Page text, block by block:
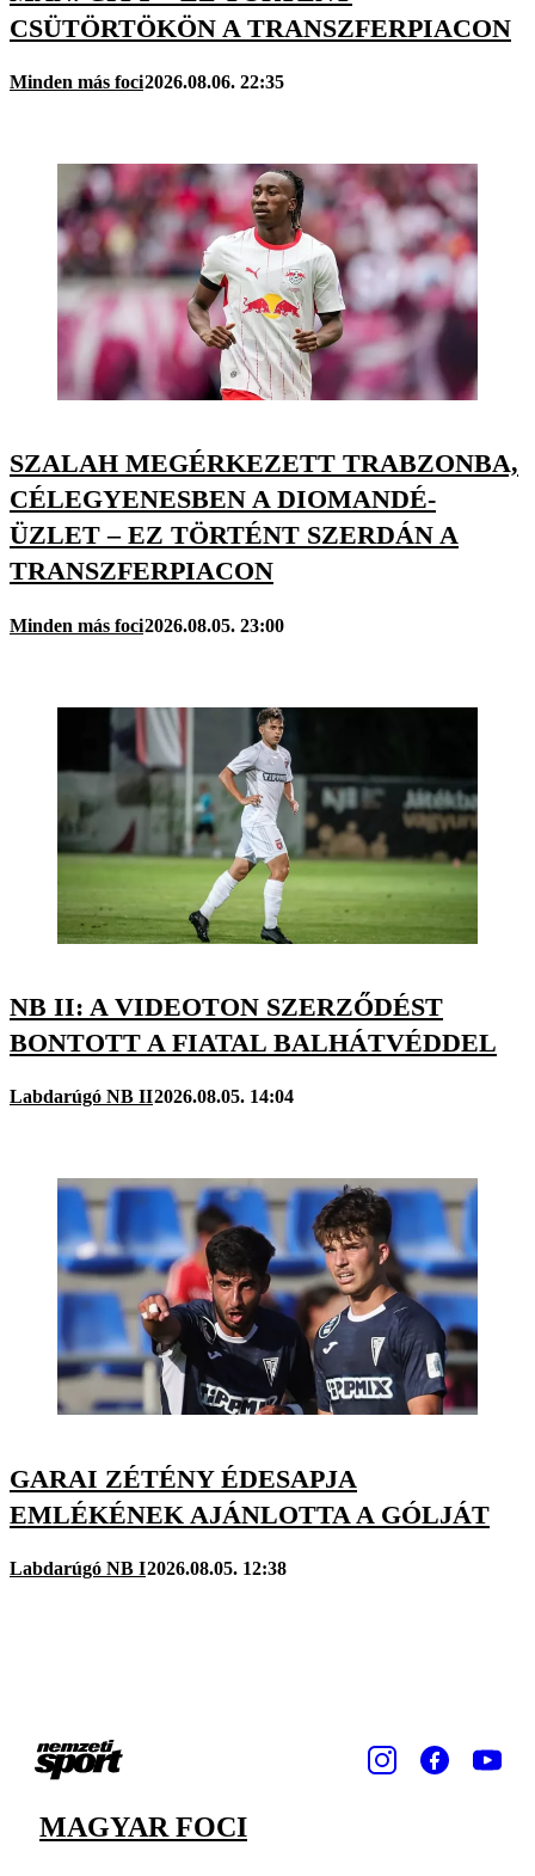
CSÜTÖRTÖKÖN A TRANSZFERPIACON
Minden más foci2026.08.06. 22:35
SZALAH MEGÉRKEZETT TRABZONBA,
CÉLEGYENESBEN A DIOMANDÉ-
ÜZLET – EZ TÖRTÉNT SZERDÁN A
TRANSZFERPIACON
Minden más foci2026.08.05. 23:00
NB II: A VIDEOTON SZERZŐDÉST
BONTOTT A FIATAL BALHÁTVÉDDEL
Labdarúgó NB II2026.08.05. 14:04
GARAI ZÉTÉNY ÉDESAPJA
EMLÉKÉNEK AJÁNLOTTA A GÓLJÁT
Labdarúgó NB I2026.08.05. 12:38
MAGYAR FOCI